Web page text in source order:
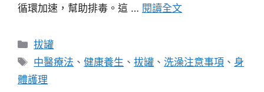
循環加速，幫助排毒。這 … 閱讀全文
分
類
拔罐
標
籤
中醫療法 、健康養生 、拔罐 、 洗澡注意事項 、 身
體護理